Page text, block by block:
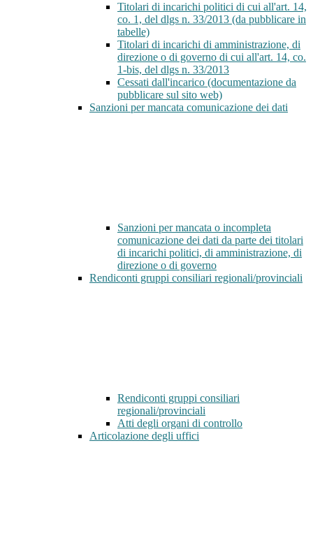
Titolari di incarichi politici di cui all'art. 14,
co. 1, del dlgs n. 33/2013 (da pubblicare in
tabelle)
Titolari di incarichi di amministrazione, di
direzione o di governo di cui all'art. 14, co.
1-bis, del dlgs n. 33/2013
Cessati dall'incarico (documentazione da
pubblicare sul sito web)
Sanzioni per mancata comunicazione dei dati
Sanzioni per mancata o incompleta
comunicazione dei dati da parte dei titolari
di incarichi politici, di amministrazione, di
direzione o di governo
Rendiconti gruppi consiliari regionali/provinciali
Rendiconti gruppi consiliari
regionali/provinciali
Atti degli organi di controllo
Articolazione degli uffici